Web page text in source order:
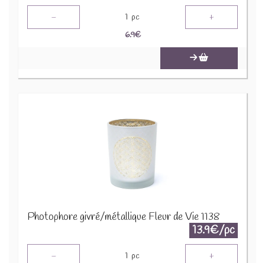
- 1 pc +
6.9€
Photophore givré/métallique Fleur de Vie 1138
13.9€/pc
- 1 pc +